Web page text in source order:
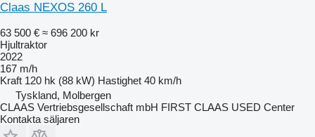
Claas NEXOS 260 L
63 500 € ≈ 696 200 kr
Hjultraktor
2022
167 m/h
Kraft 120 hk (88 kW) Hastighet 40 km/h
Tyskland, Molbergen
CLAAS Vertriebsgesellschaft mbH FIRST CLAAS USED Center
Kontakta säljaren